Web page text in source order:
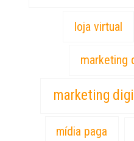
loja virtual
marketing
marketing
mídia paga